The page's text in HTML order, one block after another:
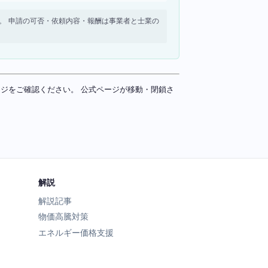
申請の可否・依頼内容・報酬は事業者と士業の
をご確認ください。 公式ページが移動・閉鎖さ
解説
解説記事
物価高騰対策
エネルギー価格支援